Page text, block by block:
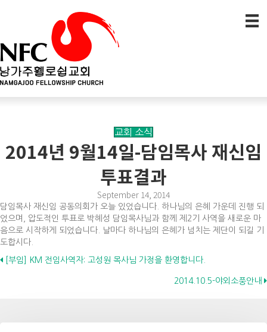
교회 소식
2014년 9월14일-담임목사 재신임
투표결과
September 14, 2014
담임목사 재신임 공동의회가 오늘 있었습니다. 하나님의 은혜 가운데 진행 되
었으며, 압도적인 투표로 박혜성 담임목사님과 함께 제2기 사역을 새로운 마
음으로 시작하게 되었습니다. 날마다 하나님의 은혜가 넘치는 제단이 되길 기
도합시다.
Posts
[부임] KM 전임사역자: 고성원 목사님 가정을 환영합니다.
2014.10.5-야외소풍안내